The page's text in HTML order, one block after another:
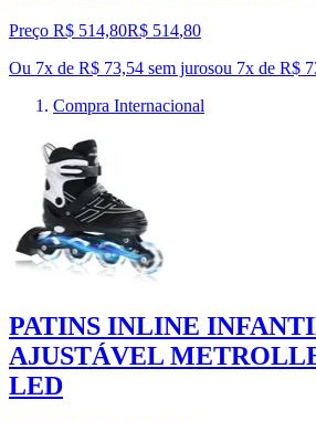
Preço R$ 514,80R$ 514,80
Ou 7x de R$ 73,54 sem jurosou 7x de R$
Compra Internacional
PATINS INLINE
AJUSTÁVEL
LED